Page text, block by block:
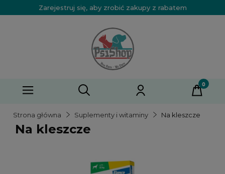
Zarejestruj się, aby zrobić zakupy z rabatem
Strona główna Suplementy i witaminy Na kleszcze
Na kleszcze